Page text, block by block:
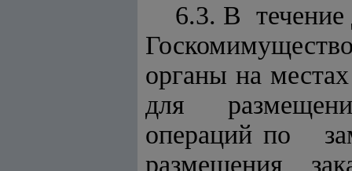
6.3. В течение
органы на
для размещения
операций по
размещения